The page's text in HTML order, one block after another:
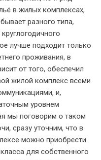
в жилых комплексах,
разного типа,
лучше подходит только
проживания, в
от того, обеспечил
жилой комплекс всеми
и,
уровнем
мы поговорим о таком
сразу уточним, что в
можно приобрести
для собственного